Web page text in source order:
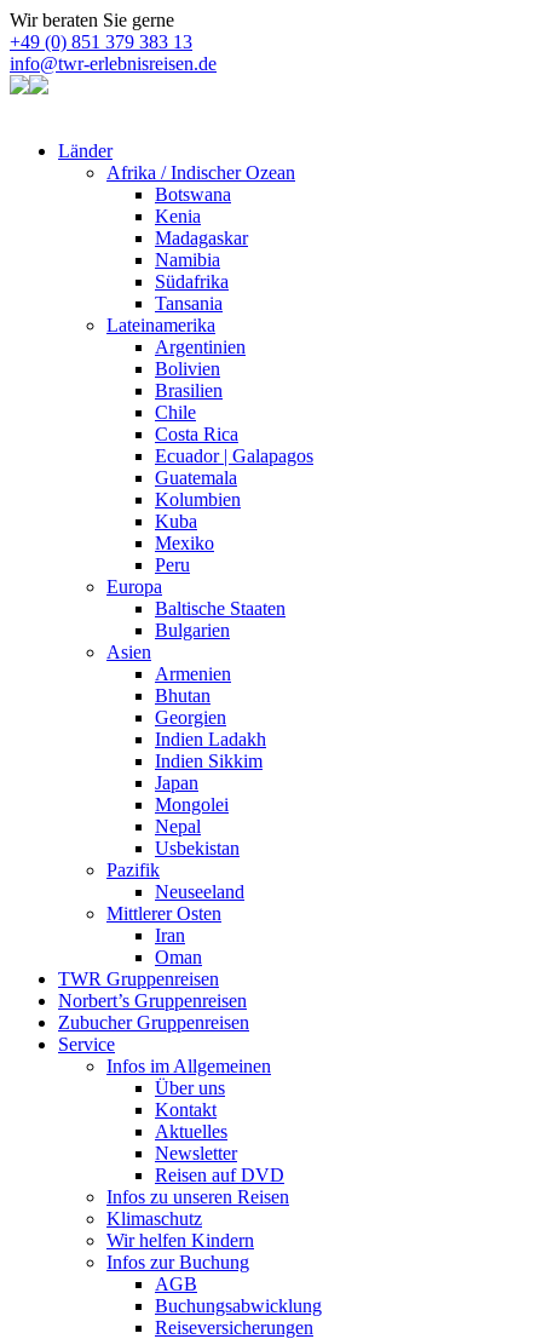
Wir beraten Sie gerne
+49 (0) 851 379 383 13
info@twr-erlebnisreisen.de
Länder
Afrika / Indischer Ozean
Botswana
Kenia
Madagaskar
Namibia
Südafrika
Tansania
Lateinamerika
Argentinien
Bolivien
Brasilien
Chile
Costa Rica
Ecuador | Galapagos
Guatemala
Kolumbien
Kuba
Mexiko
Peru
Europa
Baltische Staaten
Bulgarien
Asien
Armenien
Bhutan
Georgien
Indien Ladakh
Indien Sikkim
Japan
Mongolei
Nepal
Usbekistan
Pazifik
Neuseeland
Mittlerer Osten
Iran
Oman
TWR Gruppenreisen
Norbert’s Gruppenreisen
Zubucher Gruppenreisen
Service
Infos im Allgemeinen
Über uns
Kontakt
Aktuelles
Newsletter
Reisen auf DVD
Infos zu unseren Reisen
Klimaschutz
Wir helfen Kindern
Infos zur Buchung
AGB
Buchungsabwicklung
Reiseversicherungen